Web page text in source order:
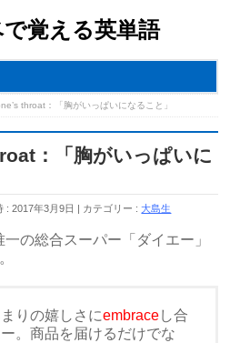
覚える英単語
throat：「胸がいっぱいになること」
：「胸がいっぱいに
: 2017年3月9日 カテゴリー :大島生
の総合スーパー「ダイエー」
りの嬉しさにembraceし合
。商品を届けるだけでな